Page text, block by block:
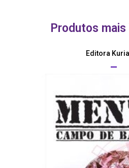
Produtos
Editora